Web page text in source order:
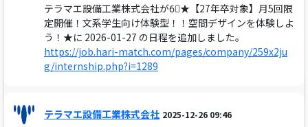
テラマエ設備工業株式会社が6⃣★【27年卒対象】月5回限
定開催！文系学生向け体験型！！空間デザインを体験しよ
う！★に 2026-01-27 の日程を追加しました。
https://job.hari-match.com/pages/company/259x2ju
g/internship.php?i=1289
テラマエ設備工業株式会社 2025-12-26 09:46